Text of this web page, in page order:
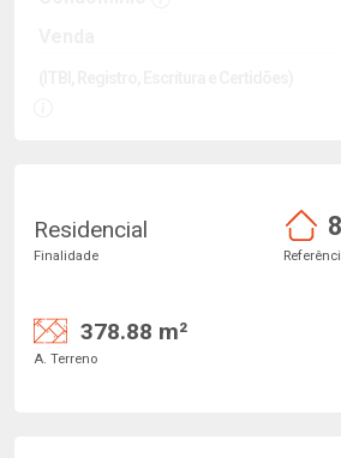
Residencial
Finalidade
378.88 m²
A. Terreno